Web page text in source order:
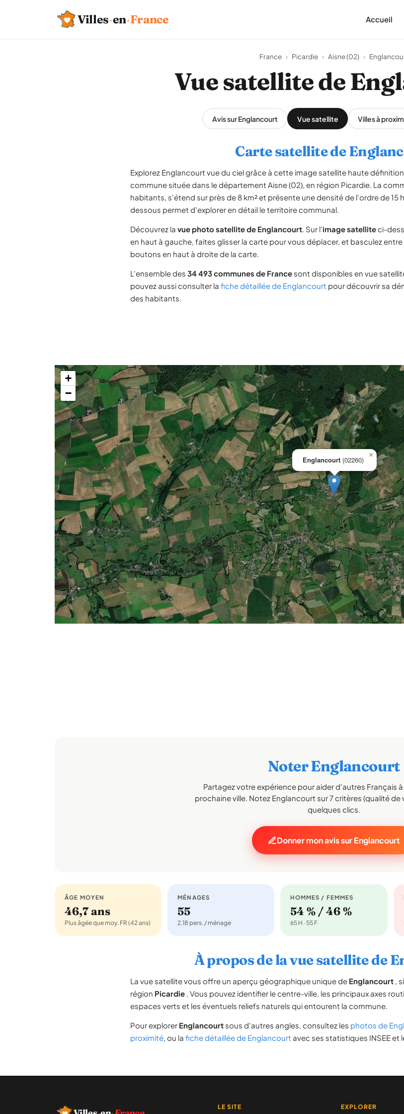
Villes·en·France Accueil
France › Picardie › Aisne (02) ›
Vue satellite de
Avis sur Englancourt Vue satellite Villes à
Carte satellite de
Explorez Englancourt vue du ciel grâce à cette image satellite haute
commune située dans le département Aisne (02), en région Picardie. La
habitants, s'étend sur près de 8 km² et présente une densité de l'ordre de 15
dessous permet d'explorer en détail le territoire communal.
Découvrez la vue photo satellite de Englancourt. Sur l'image satelliteci-
en haut à gauche, faites glisser la carte pour vous déplacer, et basculez entre
boutons en haut à droite de la carte.
L'ensemble des 34 493 communes de France sont disponibles en vue
pouvez aussi consulter la fiche détaillée de Englancourt pour découvrir sa
des habitants.
Englancourt (02260)
×
+
−
Noter Englancourt
Partagez votre expérience pour aider d'autres Français
prochaine ville. Notez Englancourt sur 7 critères (qualité de
quelques clics.
Donner mon avis sur Englancourt
ÂGE MOYEN
46,7 ans
Plus âgée que moy. FR (42 ans)
MÉNAGES
55
2,18 pers. / ménage
HOMMES / FEMMES
54 % / 46 %
65 H · 55 F
À propos de la vue satellite de
La vue satellite vous offre un aperçu géographique unique de Englancourt ,
région Picardie . Vous pouvez identifier le centre-ville, les principaux axes
espaces verts et les éventuels reliefs naturels qui entourent la commune.
Pour explorer Englancourt sous d'autres angles, consultez les photos de
proximité, ou la fiche détaillée de Englancourt avec ses statistiques INSEE et
LE SITE EXPLORER